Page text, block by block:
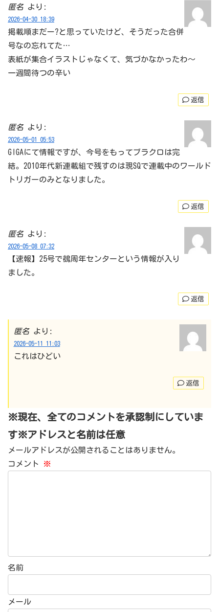
匿名 より:
2026-04-30 18:39
掲載順まだー?と思っていたけど、そうだった合併
号なの忘れてた…
表紙が集合イラストじゃなくて、気づかなかったわ〜
一週間待つの辛い
返信
匿名 より:
2026-05-01 05:53
GIGAにて情報ですが、今号をもってブラクロは完
結。2010年代新連載組で残すのは現SQで連載中のワールド
トリガーのみとなりました。
返信
匿名 より:
2026-05-08 07:32
【速報】25号で鵺周年センターという情報が入り
ました。
返信
匿名 より:
2026-05-11 11:03
これはひどい
返信
※現在、全てのコメントを承認制にしていま
す※アドレスと名前は任意
メールアドレスが公開されることはありません。
コメント
※
名前
メール